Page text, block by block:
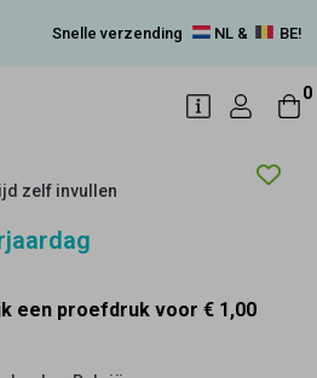
Snelle verzending NL & BE!
0
zelf invullen
een proefdruk voor € 1,00